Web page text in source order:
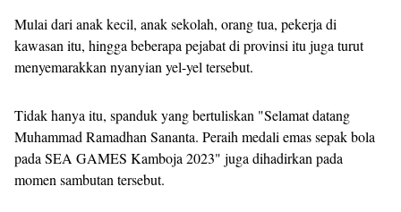
Mulai dari anak kecil, anak sekolah, orang tua, pekerja di
kawasan itu, hingga beberapa pejabat di provinsi itu juga turut
menyemarakkan nyanyian yel-yel tersebut.
Tidak hanya itu, spanduk yang bertuliskan "Selamat datang
Muhammad Ramadhan Sananta. Peraih medali emas sepak bola
pada SEA GAMES Kamboja 2023" juga dihadirkan pada
momen sambutan tersebut.